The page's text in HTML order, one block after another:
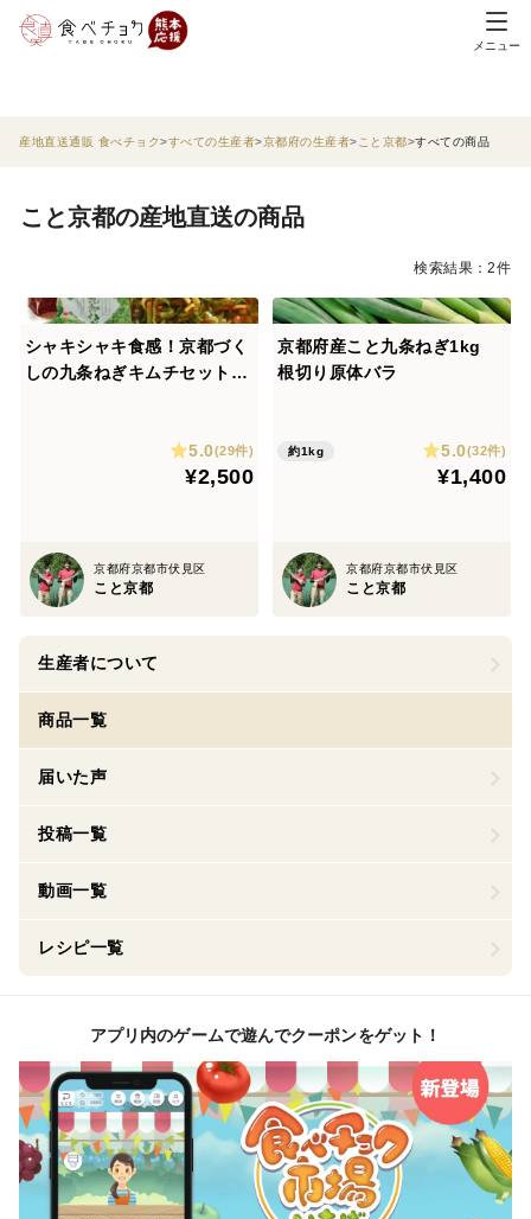
メニュー
産地直送通販 食べチョク すべての生産者 京都府の生産者 こと京都 すべての商品
こと京都の産地直送の商品
検索結果：2件
シャキシャキ食感！京都づく
しの九条ねぎキムチセット
5.0(29件)
¥2,500
京都府京都市伏見区
こと京都
京都府産こと九条ねぎ1kg
根切り原体バラ
約1kg 5.0(32件)
¥1,400
京都府京都市伏見区
こと京都
生産者について
商品一覧
届いた声
投稿一覧
動画一覧
レシピ一覧
アプリ内のゲームで遊んでクーポンをゲット！